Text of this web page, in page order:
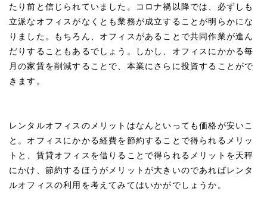
たり前と信じられていました。コロナ禍以降では、必ずしも
立派なオフィスがなくとも業務が成立することが明らかにな
りました。もちろん、オフィスがあることで共同作業が進ん
だりすることもあるでしょう。しかし、オフィスにかかる毎
月の家賃を削減することで、本業にさらに投資することがで
きます。
レンタルオフィスのメリットはなんといっても価格が安いこ
と。オフィスにかかる経費を節約することで得られるメリッ
トと、賃貸オフィスを借りることで得られるメリットを天秤
にかけ、節約するほうがメリットが大きいのであればレンタ
ルオフィスの利用を考えてみてはいかがでしょうか。